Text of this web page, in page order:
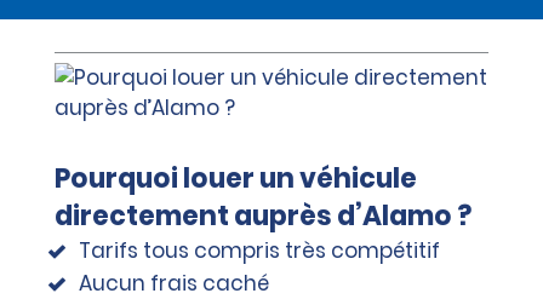
véhicule. Une assistance supplémentaire est
également disponible en cas de client bloqué à
l’extérieur, de perte de clés, de problèmes de
carburant ou de crevaison, mais elle occasionnera
des frais, sauf si le client avait fait l’acquisition d’une
location.
Pourquoi louer un véhicule
directement auprès d’Alamo ?
Tarifs tous compris très compétitif
Aucun frais caché